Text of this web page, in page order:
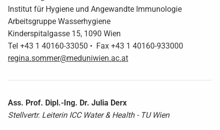
Institut für Hygiene und Angewandte Immunologie
Arbeitsgruppe Wasserhygiene
Kinderspitalgasse 15, 1090 Wien
Tel +43 1 40160-33050 • Fax +43 1 40160-933000
regina.sommer@meduniwien.ac.at
Ass. Prof. Dipl.-Ing. Dr. Julia Derx
Stellvertr. Leiterin ICC Water & Health - TU Wien